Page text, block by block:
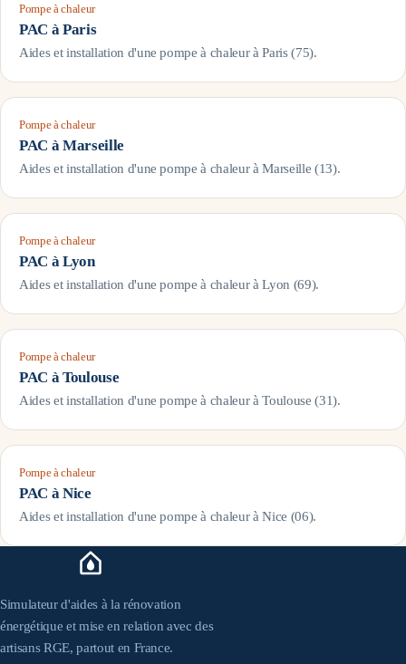
Pompe à chaleur
PAC àParis
Aides et installation d'une pompe à chaleur àParis(75).
Pompe à chaleur
PAC àMarseille
Aides et installation d'une pompe à chaleur àMarseille (13).
Pompe à chaleur
PAC àLyon
Aides et installation d'une pompe à chaleur àLyon (69).
Pompe à chaleur
PAC àToulouse
Aides et installation d'une pompe à chaleur àToulouse (31).
Pompe à chaleur
PAC àNice
Aides et installation d'une pompe à chaleur àNice (06).
Simulateur d'aides à la rénovation
énergétique et mise en relation avec des
artisans RGE, partout en France.